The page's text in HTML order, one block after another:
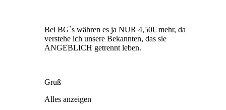
Bei BG`s währen es ja NUR 4,50€ mehr, da
verstehe ich unsere Bekannten, das sie
ANGEBLICH getrennt leben.
Gruß
Alles anzeigen